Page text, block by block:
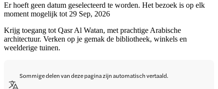
Er hoeft geen datum geselecteerd te worden. Het bezoek is op elk
moment mogelijk tot 29 Sep, 2026
Krijg toegang tot Qasr Al Watan, met prachtige Arabische
architectuur. Verken op je gemak de bibliotheek, winkels en
weelderige tuinen.
Sommige delen van deze pagina zijn automatisch vertaald.